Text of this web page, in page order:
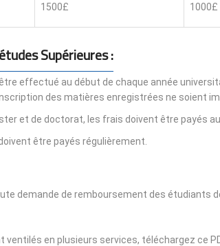
1500£ 1000£
Supérieures :
effectué au début de chaque année
des matières enregistrées ne soient
et de doctorat, les frais doivent être payés
être payés régulièrement.
demande de remboursement des étudiants
ventilés en plusieurs services, téléchargez ce